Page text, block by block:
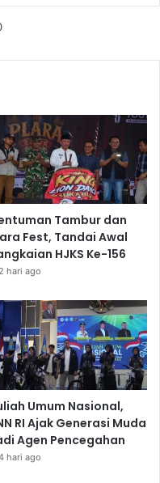
Tambur dan
Fest, Tandai Awal
HJKS Ke-156
2 hari ago
Umum Nasional,
RI Ajak Generasi Muda
Agen Pencegahan
hari ago